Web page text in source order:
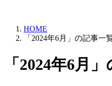
HOME
「2024年6月」の記事一
「2024年6月